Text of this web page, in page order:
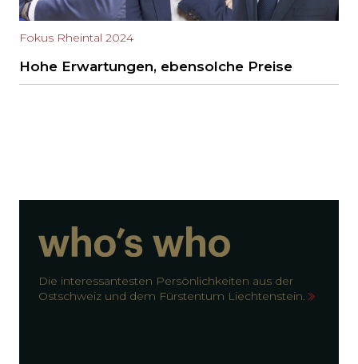
Fokus Rheintal 2024
Hohe Erwartungen, ebensolche Preise
Die interessantesten Persönlichkeiten aus der
Ostschweiz und dem Fürstentum Liechtenstein.